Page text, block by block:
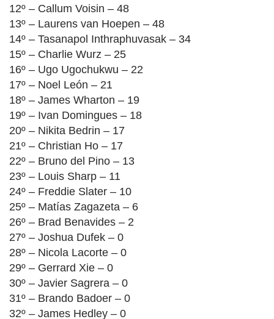
12º – Callum Voisin – 48
13º – Laurens van Hoepen – 48
14º – Tasanapol Inthraphuvasak – 34
15º – Charlie Wurz – 25
16º – Ugo Ugochukwu – 22
17º – Noel León – 21
18º – James Wharton – 19
19º – Ivan Domingues – 18
20º – Nikita Bedrin – 17
21º – Christian Ho – 17
22º – Bruno del Pino – 13
23º – Louis Sharp – 11
24º – Freddie Slater – 10
25º – Matías Zagazeta – 6
26º – Brad Benavides – 2
27º – Joshua Dufek – 0
28º – Nicola Lacorte – 0
29º – Gerrard Xie – 0
30º – Javier Sagrera – 0
31º – Brando Badoer – 0
32º – James Hedley – 0